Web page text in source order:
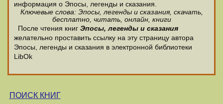
информация о Эпосы, легенды и сказания.
Ключевые слова: Эпосы, легенды и сказания, скачать,
бесплатно, читать, онлайн, книги
После чтения книг Эпосы, легенды и сказания
желательно проставить ссылку на эту страницу автора
Эпосы, легенды и сказания в электронной библиотеки
LibOk
ПОИСК КНИГ